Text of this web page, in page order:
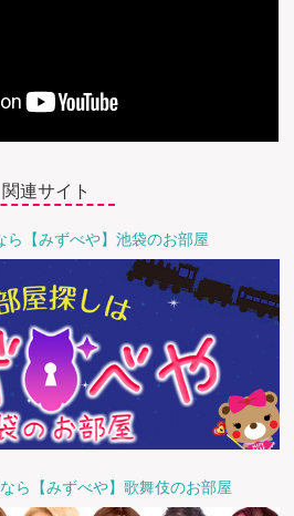
関連サイト
ら【みずべや】池袋のお部屋
ら【みずべや】歌舞伎のお部屋